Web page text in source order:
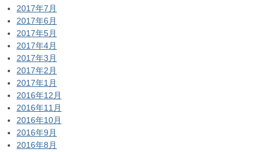
2017年7月
2017年6月
2017年5月
2017年4月
2017年3月
2017年2月
2017年1月
2016年12月
2016年11月
2016年10月
2016年9月
2016年8月